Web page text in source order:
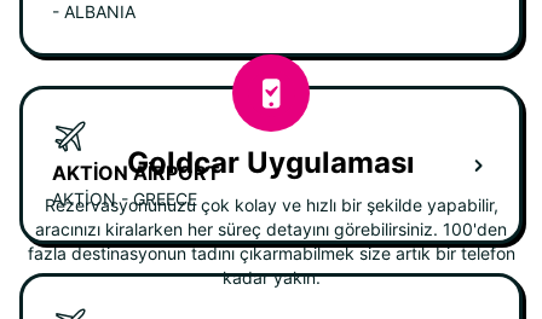
- ALBANIA
AKTION AIRPORT
AKTION - GREECE
Goldcar Uygulaması
Rezervasyonunuzu çok kolay ve hızlı bir şekilde yapabilir,
aracınızı kiralarken her süreç detayını görebilirsiniz. 100'den
fazla destinasyonun tadını çıkarmabilmek size artık bir telefon
kadar yakın.